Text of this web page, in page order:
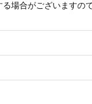
場合がございますの